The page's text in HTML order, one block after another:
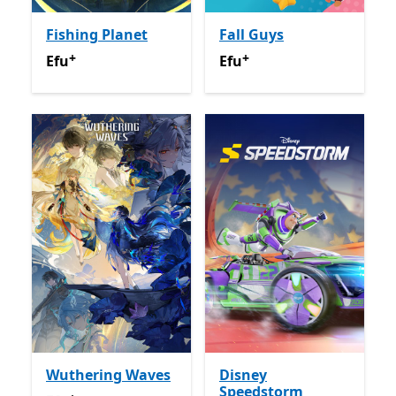
Fishing Planet
EfuNa-enye ịzụrụ n'ime ngwa
Efu+
Fall Guys
EfuNa-enye ịzụrụ n'ime
Efu+
Wuthering Waves
Disney
Speedstorm